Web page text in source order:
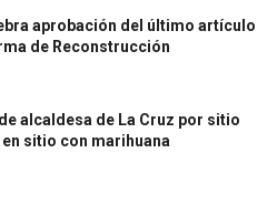
aprobación del último artículo
de Reconstrucción
alcaldesa de La Cruz por sitio
sitio con marihuana